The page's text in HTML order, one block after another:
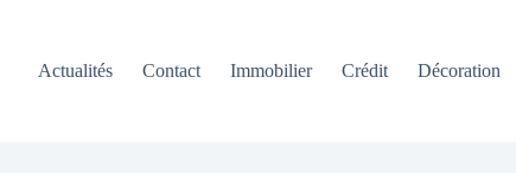
Actualités
Contact Immobilier Crédit Décoration